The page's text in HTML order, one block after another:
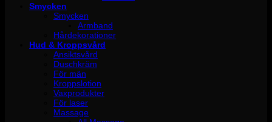
Smycken
Smycken
Armband
Hårdekorationer
Hud & Kroppsvård
Ansiktsvård
Duschkräm
För män
Kroppslotion
Vaxprodukter
För laser
Massage